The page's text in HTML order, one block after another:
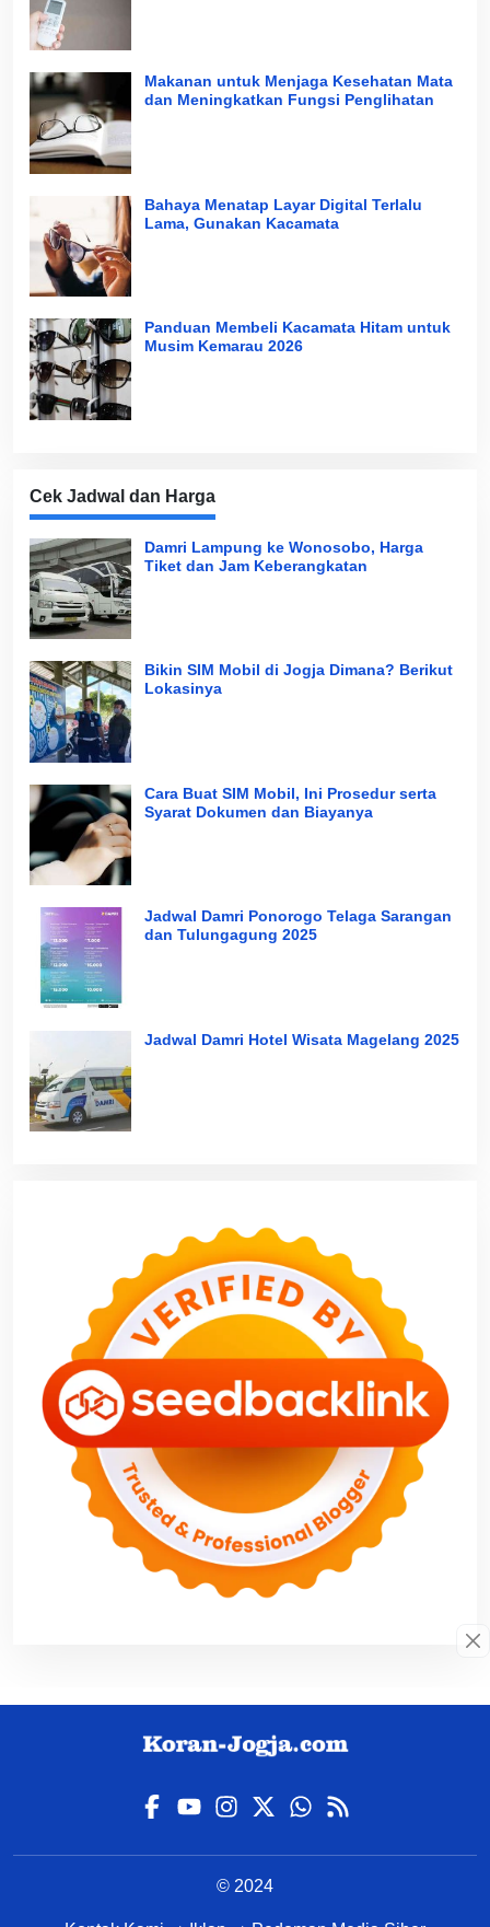
Makanan untuk Menjaga Kesehatan Mata
dan Meningkatkan Fungsi Penglihatan
Bahaya Menatap Layar Digital Terlalu
Lama, Gunakan Kacamata
Panduan Membeli Kacamata Hitam untuk
Musim Kemarau 2026
Cek Jadwal dan Harga
Damri Lampung ke Wonosobo, Harga
Tiket dan Jam Keberangkatan
Bikin SIM Mobil di Jogja Dimana? Berikut
Lokasinya
Cara Buat SIM Mobil, Ini Prosedur serta
Syarat Dokumen dan Biayanya
Jadwal Damri Ponorogo Telaga Sarangan
dan Tulungagung 2025
Jadwal Damri Hotel Wisata Magelang 2025
© 2024